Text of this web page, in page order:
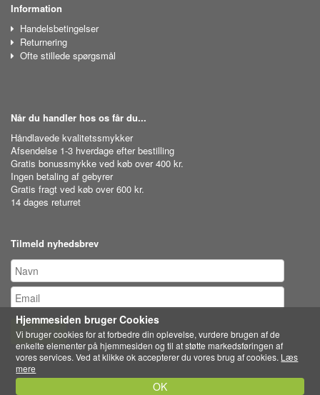
Information
Handelsbetingelser
Returnering
Ofte stillede spørgsmål
Når du handler hos os får du...
Håndlavede kvalitetssmykker
Afsendelse 1-3 hverdage efter bestilling
Gratis bonussmykke ved køb over 400 kr.
Ingen betaling af gebyrer
Gratis fragt ved køb over 600 kr.
14 dages returret
Tilmeld nyhedsbrev
Tilmeld
Hjemmesiden bruger Cookies
Vi bruger cookies for at forbedre din oplevelse, vurdere brugen af de
enkelte elementer på hjemmesiden og til at støtte markedsføringen af
vores services. Ved at klikke ok accepterer du vores brug af cookies. Læs
mere